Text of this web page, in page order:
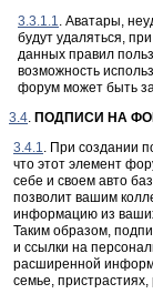
3.3.1.1. Аватары,
будут удаляться,
данных правил
возможность
форум может быть
3.4. ПОДПИСИ НА
3.4.1. При создании
что этот элемент
себе и своем авто
позволит вашим
информацию из
Таким образом,
и ссылки на
расширенной
семье, пристрастиях,